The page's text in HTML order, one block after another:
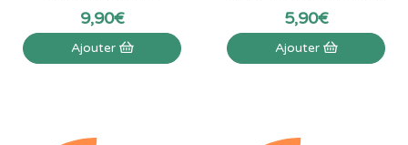
9,90€
Ajouter
5,90€
Ajouter